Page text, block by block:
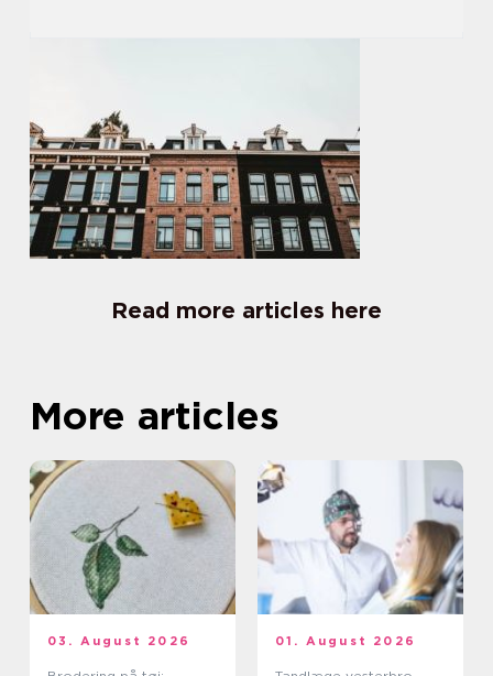
Read more articles here
More articles
03. August 2026 01. August 2026